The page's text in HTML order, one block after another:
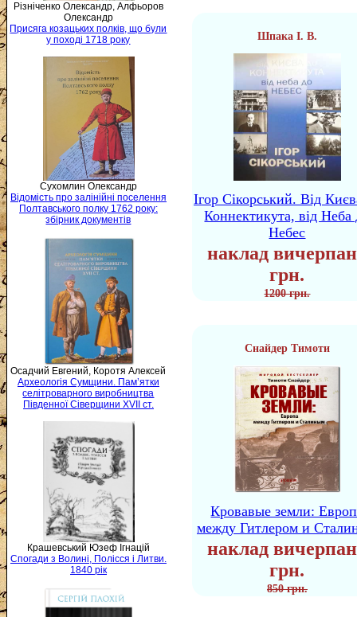
Різніченко Олександр, Алфьоров
Олександр
Присяга козацьких полків, що були
у поході 1718 року
Сухомлин Олександр
Відомість про залінійні поселення
Полтавського полку 1762 року:
збірник документів
Осадчий Евгений, Коротя Алексей
Археологія Сумщини. Пам’ятки
селітроварного виробництва
Південної Сіверщини XVII ст.
Крашевський Юзеф Ігнацій
Спогади з Волині, Полісся і Литви.
1840 рік
Шпака І. В.
Ігор Сікорський. Від
Коннектикута, від Неба
Небес
наклад
грн.
1200 грн.
Снайдер Тимоти
Кровавые земли:
между Гитлером и
наклад
грн.
850 грн.